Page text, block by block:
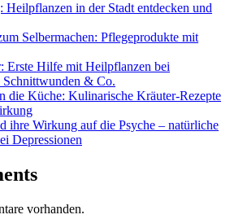
Heilpflanzen in der Stadt entdecken und
Selbermachen: Pflegeprodukte mit
Erste Hilfe mit Heilpflanzen bei
Schnittwunden & Co.
die Küche: Kulinarische Kräuter-Rezepte
ihre Wirkung auf die Psyche – natürliche
Depressionen
vorhanden.